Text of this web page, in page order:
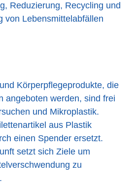
Reduzierung, Recycling und
von Lebensmittelabfällen
Körperpflegeprodukte, die
angeboten werden, sind frei
und Mikroplastik.
aus Plastik
einen Spender ersetzt.
setzt sich Ziele um
zu